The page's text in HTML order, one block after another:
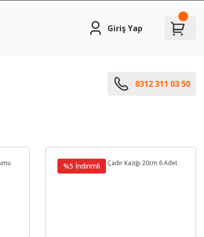
Giriş Yap
0312 311 03 50
%5 İndirimli